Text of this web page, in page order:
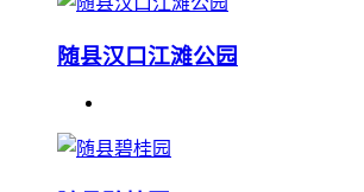
随县汉口江滩公园